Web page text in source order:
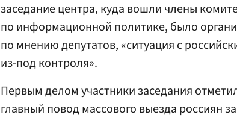
заседание центра, куда вошли члены
по информационной политике, было
по мнению депутатов, «ситуация с
из-под контроля».
Первым делом участники заседания
главный повод массового выезда россиян